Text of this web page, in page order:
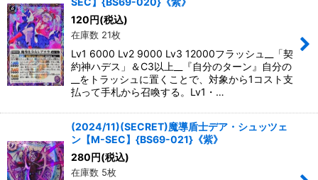
120 円(税込)
在庫数 21枚
Lv1 6000 Lv2 9000 Lv3 12000フラッシュ__「契
約神ハデス」＆C3以上__『自分のターン』自分の
__をトラッシュに置くことで、対象から1コスト支
払って手札から召喚する。Lv1・…
(2024/11)(SECRET)魔導盾士デア・シュッツェ
ン【M-SEC】{BS69-021}《紫》
280 円(税込)
在庫数 5枚